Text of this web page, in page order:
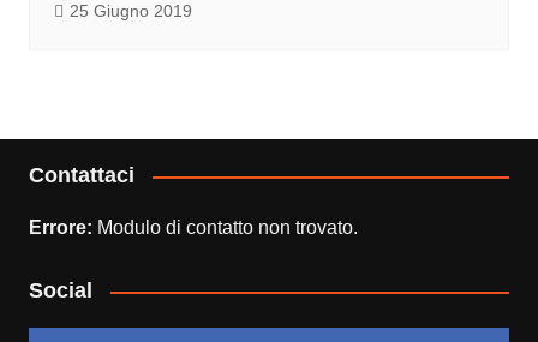
25 Giugno 2019
Contattaci
Errore: Modulo di contatto non trovato.
Social